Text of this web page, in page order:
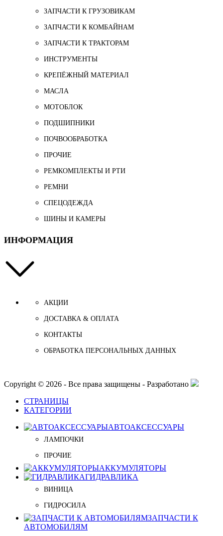
ЗАПЧАСТИ К ГРУЗОВИКАМ
ЗАПЧАСТИ К КОМБАЙНАМ
ЗАПЧАСТИ К ТРАКТОРАМ
ИНСТРУМЕНТЫ
КРЕПЁЖНЫЙ МАТЕРИАЛ
МАСЛА
МОТОБЛОК
ПОДШИПНИКИ
ПОЧВООБРАБОТКА
ПРОЧИЕ
РЕМКОМПЛЕКТЫ И РТИ
РЕМНИ
СПЕЦОДЕЖДА
ШИНЫ И КАМЕРЫ
ИНФОРМАЦИЯ
АКЦИИ
ДОСТАВКА & ОПЛАТА
КОНТАКТЫ
ОБРАБОТКА ПЕРСОНАЛЬНЫХ ДАННЫХ
Copyright © 2026 - Все права защищены - Разработано
СТРАНИЦЫ
КАТЕГОРИИ
АВТОАКСЕССУАРЫ
ЛАМПОЧКИ
ПРОЧИЕ
АККУМУЛЯТОРЫ
ГИДРАВЛИКА
ВИНИЦА
ГИДРОСИЛА
ЗАПЧАСТИ К
АВТОМОБИЛЯМ